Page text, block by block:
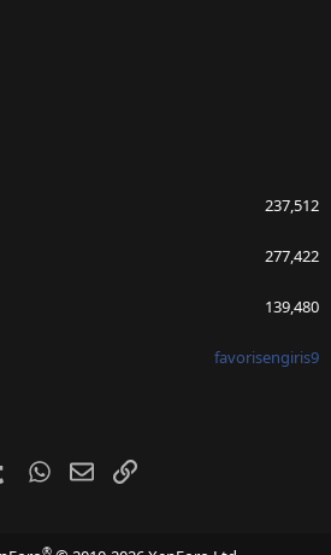
237,512
277,422
139,480
favorisengiris9
TumblrWhatsApp
EmailLink